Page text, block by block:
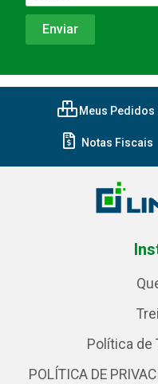
Meus Pedidos
Notas Fiscais
Política de
POLÍTICA DE